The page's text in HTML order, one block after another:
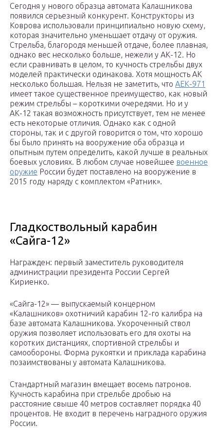
Сегодня у нового образца автомата Калашникова
появился серьезный конкурент. Конструкторы из
Коврова использовали принципиально новую схему,
которая значительно уменьшает отдачу от оружия.
Стрельба, благородя меньшей отдаче, более плавная,
однако вес несколько больше, нежели у АК-12. Но
если сравнивать в целом, то кучность стрельбы двух
моделей практически одинакова. Хотя мощность АК
несколько большая. Нельзя не заметить, что АЕК-971
имеет такое существенное преимущество, как новый
режим стрельбы – короткими очередями. Но и у
АК-12 такая возможность присутствует, тем не менее
есть некоторые отличия. Однако как с одной
стороны, так и с другой говорится о том, что хорошо
бы было принять на вооружение оба образца и
опытным путем определить, какой лучше в реальных
боевых условиях. В любом случае новейшее военное
оружие России будет поставлено на вооружение в
2015 году наряду с комплектом «Ратник».
Гладкоствольный карабин
«Сайга-12»
Награжден: первый заместитель руководителя
администрации президента России Сергей
Кириенко.
«Сайга-12» — выпускаемый концерном
«Калашников» охотничий карабин 12-го калибра на
базе автомата Калашникова. Укороченный ствол
оружия позволяет использовать его для охоты на
коротких дистанциях, спортивной стрельбы и
самообороны. Форма рукоятки и приклада карабина
позаимствованы у автомата Калашникова.
Стандартный магазин вмещает восемь патронов.
Кучность карабина при стрельбе дробью на
расстояние свыше 40 метров составляет порядка 40
процентов. Не входит в перечень наградного оружия
России.